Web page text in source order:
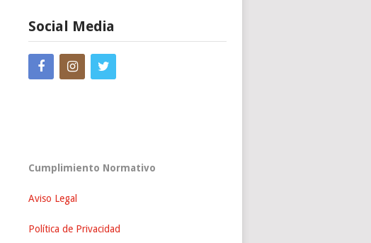
Social Media
Cumplimiento Normativo
Aviso Legal
Política de Privacidad